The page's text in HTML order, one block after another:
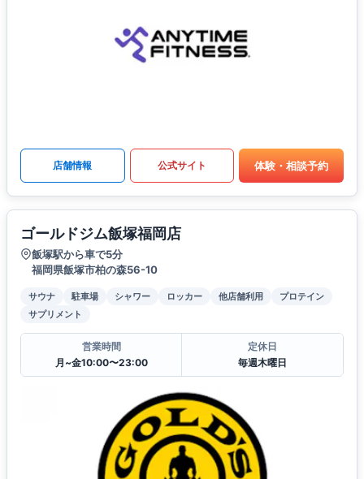
店舗情報 公式サイト 体験・相談予約
ゴールドジム飯塚福岡店
飯塚駅から車で5分
福岡県飯塚市柏の森56-10
サウナ 駐車場 シャワー ロッカー 他店舗利用
プロテイン
サプリメント
営業時間
月~金10:00〜23:00
定休日
毎週木曜日